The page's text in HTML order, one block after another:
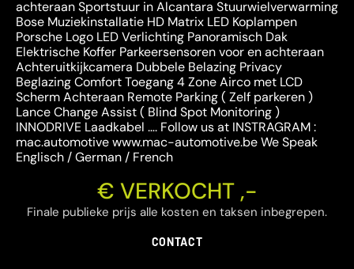
achteraan Sportstuur in Alcantara Stuurwielverwarming
Bose Muziekinstallatie HD Matrix LED Koplampen
Porsche Logo LED Verlichting Panoramisch Dak
Elektrische Koffer Parkeersensoren voor en achteraan
Achteruitkijkcamera Dubbele Belazing Privacy
Beglazing Comfort Toegang 4 Zone Airco met LCD
Scherm Achteraan Remote Parking ( Zelf parkeren )
Lance Change Assist ( Blind Spot Monitoring )
INNODRIVE Laadkabel …. Follow us at INSTRAGRAM :
mac.automotive www.mac-automotive.be We Speak
Englisch / German / French
€ VERKOCHT ,-
Finale publieke prijs alle kosten en taksen inbegrepen.
CONTACT